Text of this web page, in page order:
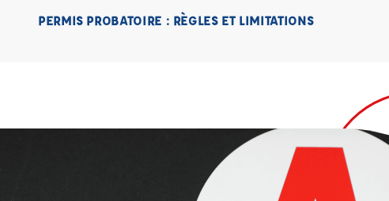
PERMIS PROBATOIRE : RÈGLES ET LIMITATIONS